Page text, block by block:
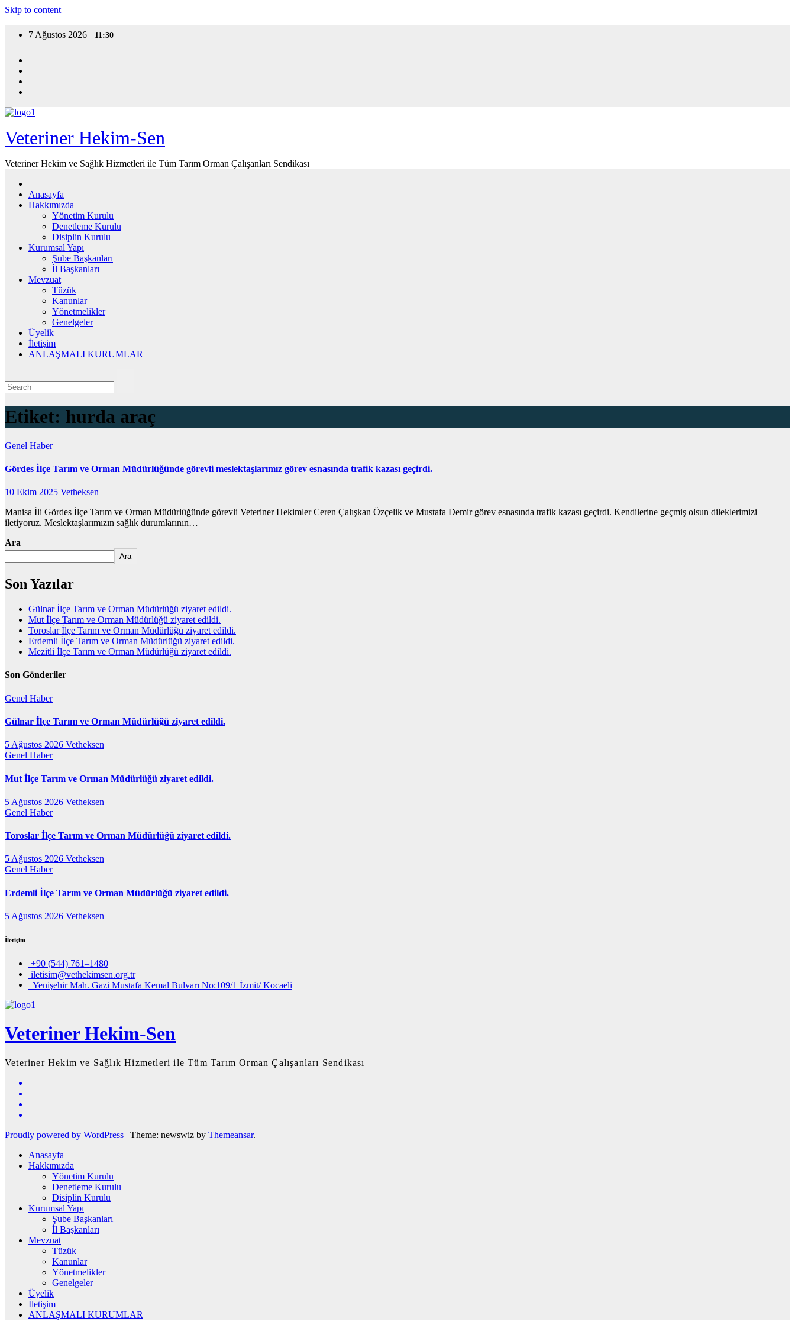
Skip to content
7 Ağustos 2026 11:30
Veteriner Hekim-Sen
Veteriner Hekim ve Sağlık Hizmetleri ile Tüm Tarım Orman Çalışanları Sendikası
Anasayfa
Hakkımızda
Yönetim Kurulu
Denetleme Kurulu
Disiplin Kurulu
Kurumsal Yapı
Şube Başkanları
İl Başkanları
Mevzuat
Tüzük
Kanunlar
Yönetmelikler
Genelgeler
Üyelik
İletişim
ANLAŞMALI KURUMLAR
Etiket: hurda araç
Genel Haber
Gördes İlçe Tarım ve Orman Müdürlüğünde görevli meslektaşlarımız görev esnasında trafik kazası geçirdi.
10 Ekim 2025 Vetheksen
Manisa İli Gördes İlçe Tarım ve Orman Müdürlüğünde görevli Veteriner Hekimler Ceren Çalışkan Özçelik ve Mustafa Demir görev esnasında trafik kazası geçirdi. Kendilerine geçmiş olsun dileklerimizi
iletiyoruz. Meslektaşlarımızın sağlık durumlarının…
Ara
Ara
Son Yazılar
Gülnar İlçe Tarım ve Orman Müdürlüğü ziyaret edildi.
Mut İlçe Tarım ve Orman Müdürlüğü ziyaret edildi.
Toroslar İlçe Tarım ve Orman Müdürlüğü ziyaret edildi.
Erdemli İlçe Tarım ve Orman Müdürlüğü ziyaret edildi.
Mezitli İlçe Tarım ve Orman Müdürlüğü ziyaret edildi.
Son Gönderiler
Genel Haber
Gülnar İlçe Tarım ve Orman Müdürlüğü ziyaret edildi.
5 Ağustos 2026 Vetheksen
Genel Haber
Mut İlçe Tarım ve Orman Müdürlüğü ziyaret edildi.
5 Ağustos 2026 Vetheksen
Genel Haber
Toroslar İlçe Tarım ve Orman Müdürlüğü ziyaret edildi.
5 Ağustos 2026 Vetheksen
Genel Haber
Erdemli İlçe Tarım ve Orman Müdürlüğü ziyaret edildi.
5 Ağustos 2026 Vetheksen
İletişim
+90 (544) 761–1480
iletisim@vethekimsen.org.tr
Yenişehir Mah. Gazi Mustafa Kemal Bulvarı No:109/1 İzmit/ Kocaeli
Veteriner Hekim-Sen
Veteriner Hekim ve Sağlık Hizmetleri ile Tüm Tarım Orman Çalışanları Sendikası
Proudly powered by WordPress | Theme: newswiz by Themeansar.
Anasayfa
Hakkımızda
Yönetim Kurulu
Denetleme Kurulu
Disiplin Kurulu
Kurumsal Yapı
Şube Başkanları
İl Başkanları
Mevzuat
Tüzük
Kanunlar
Yönetmelikler
Genelgeler
Üyelik
İletişim
ANLAŞMALI KURUMLAR